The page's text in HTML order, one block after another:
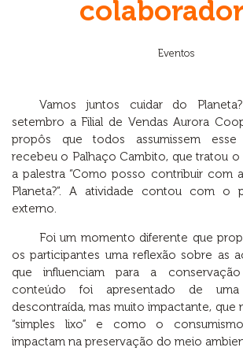
Eventos
Vamos juntos cuidar do
setembro a Filial de Vendas Aurora
propôs que todos assumissem
recebeu o Palhaço Cambito, que tratou
a palestra “Como posso contribuir com
Planeta?”. A atividade contou com o
externo.
Foi um momento diferente que
os participantes uma reflexão sobre as
que influenciam para a
conteúdo foi apresentado de
descontraída, mas muito impactante, que
“simples lixo” e como o
impactam na preservação do meio